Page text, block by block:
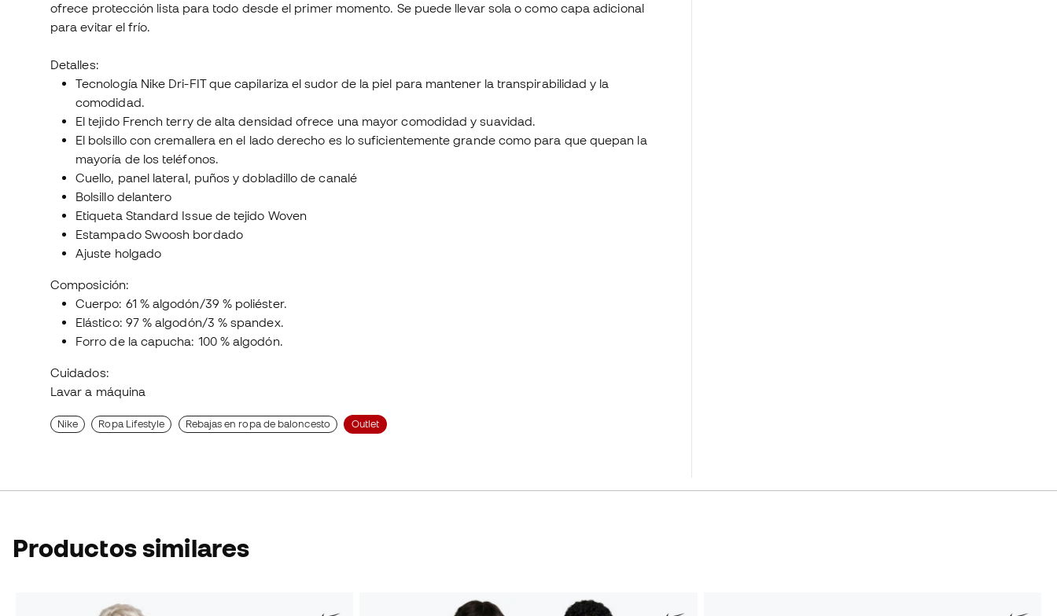
ofrece protección lista para todo desde el primer momento. Se puede llevar sola o como capa adicional
para evitar el frío.
Detalles:
Tecnología Nike Dri-FIT que capilariza el sudor de la piel para mantener la transpirabilidad y la
comodidad.
El tejido French terry de alta densidad ofrece una mayor comodidad y suavidad.
El bolsillo con cremallera en el lado derecho es lo suficientemente grande como para que quepan la
mayoría de los teléfonos.
Cuello, panel lateral, puños y dobladillo de canalé
Bolsillo delantero
Etiqueta Standard Issue de tejido Woven
Estampado Swoosh bordado
Ajuste holgado
Composición:
Cuerpo: 61 % algodón/39 % poliéster.
Elástico: 97 % algodón/3 % spandex.
Forro de la capucha: 100 % algodón.
Cuidados:
Lavar a máquina
Nike Ropa Lifestyle Rebajas en ropa de baloncesto Outlet
Productos similares